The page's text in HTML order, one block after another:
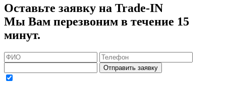
Оставьте заявку на Trade-IN
Мы Вам перезвоним в течение 15
минут.
Отправить заявку